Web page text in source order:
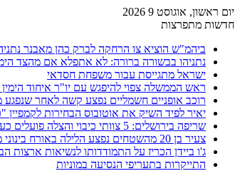
יום ראשון, אוגוסט 9 2026
חדשות מתפרצות
ביהמ"ש הוציא צו הרחקה לברק כהן מאבנר
נתניהו בבשורה ברורה: לא אתפלא אם מהצד
ישראל מתגייסת עבור משפחת חסדאי
ראש הממשלה צפוי להיפגש עם יו"ר איחוד הימין
רוכב אופניים חשמליים נפצע קשה לאחר שנפגע
יאיר לפיד השיק את אוטובוס הבחירות לקמפיין
שריפה בירושלים: 5 צוותי כיבוי והצלה פועלים כעת במקום
צעיר בן 20 מהשטחים נפצע הלילה באורח בינוני מירי ברחוב הנשיא וייצמן בחדרה
ג'ו ביידן הכריז על התמודדותו לנשיאות ארצות
התייקרות בתעריפי הנסיעה במוניות